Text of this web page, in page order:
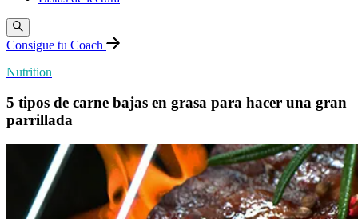
Consigue tu Coach
Nutrition
5 tipos de carne bajas en grasa para hacer una gran
parrillada